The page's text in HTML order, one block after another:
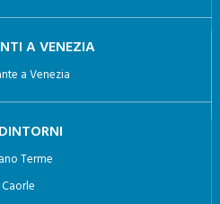
del Cinema
a Venezia 2026
A VENEZIA
a Venezia
DINTORNI